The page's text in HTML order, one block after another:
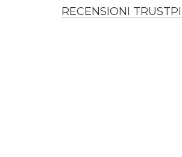
RECENSIONI